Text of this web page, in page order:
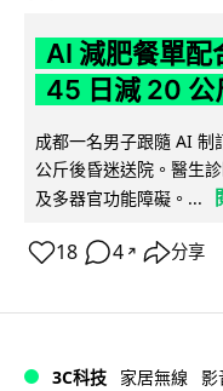
AI 減肥餐單
45 日減 20 公
成都一名男子跟隨 AI 制
公斤後昏迷送院。醫生
及多器官功能障礙。...
18 4 ↗ 分享
3C科技 家居無線 影